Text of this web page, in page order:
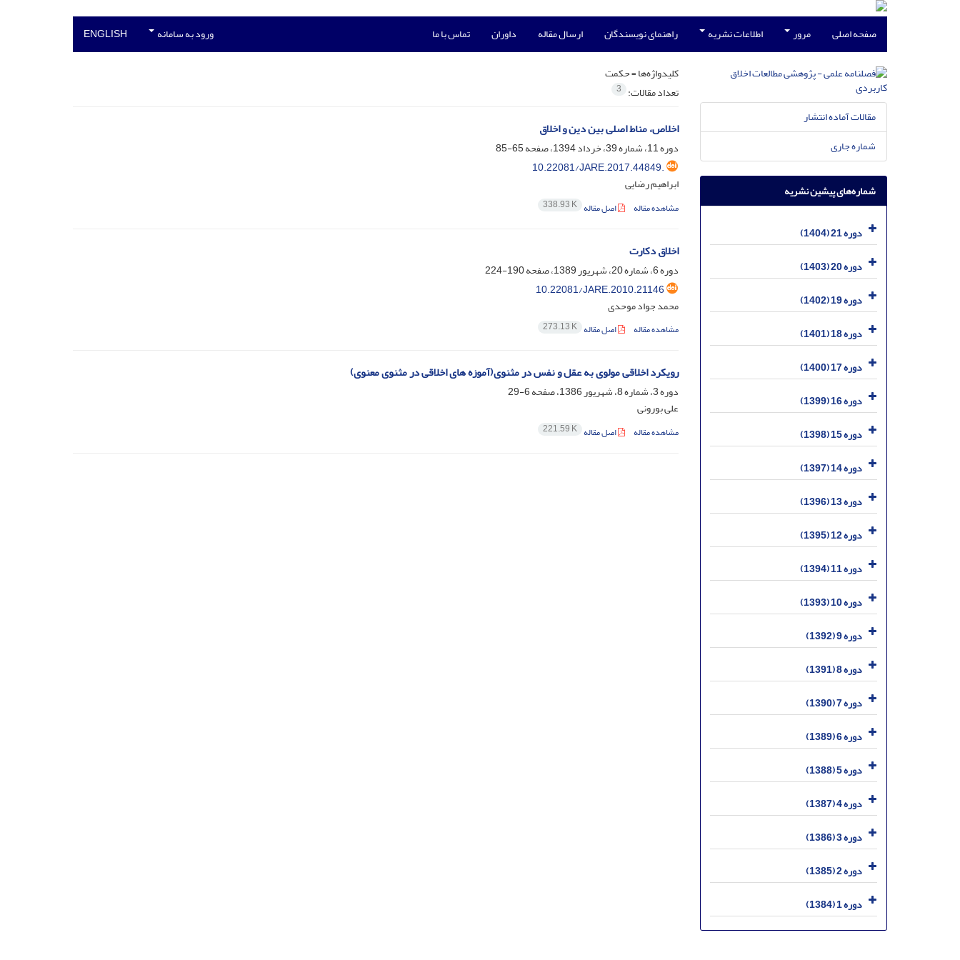
صفحه اصلی مرور اطلاعات نشریه راهنمای نویسندگان ارسال مقاله داوران تماس با ما ورود به سامانه ENGLISH
کلیدواژه‌ها =حکمت
تعداد مقالات: 3
اخلاص، مناط اصلی بین دین و اخلاق
دوره 11، شماره 39، خرداد 1394، صفحه
65-85
10.22081/JARE.2017.44849.
ابراهیم رضایی
مشاهده مقاله اصل مقاله 338.93 K
اخلاق دکارت
دوره 6، شماره 20، شهریور 1389، صفحه
190-224
10.22081/JARE.2010.21146
محمد جواد موحدی
مشاهده مقاله اصل مقاله 273.13 K
رویکرد اخلاقی مولوی به عقل و نفس در مثنوی(آموزه های اخلاقی در مثنوی معنوی)
دوره 3، شماره 8، شهریور 1386، صفحه
6-29
علی بورونی
مشاهده مقاله اصل مقاله 221.59 K
مقالات آماده انتشار
شماره جاری
شماره‌های پیشین نشریه
دوره 21 (1404)
دوره 20 (1403)
دوره 19 (1402)
دوره 18 (1401)
دوره 17 (1400)
دوره 16 (1399)
دوره 15 (1398)
دوره 14 (1397)
دوره 13 (1396)
دوره 12 (1395)
دوره 11 (1394)
دوره 10 (1393)
دوره 9 (1392)
دوره 8 (1391)
دوره 7 (1390)
دوره 6 (1389)
دوره 5 (1388)
دوره 4 (1387)
دوره 3 (1386)
دوره 2 (1385)
دوره 1 (1384)